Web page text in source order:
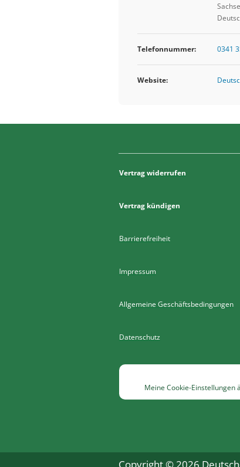
Telefonnummer: 0341
Website:
Vertrag widerrufen
Vertrag kündigen
Barrierefreiheit
Impressum
Allgemeine Geschäftsbedingungen
Datenschutz
Meine Cookie-Einstellungen